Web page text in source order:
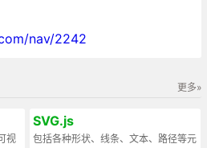
nav/2242
更多»
视
SVG.js
包括各种形状、线条、文本、路径等元